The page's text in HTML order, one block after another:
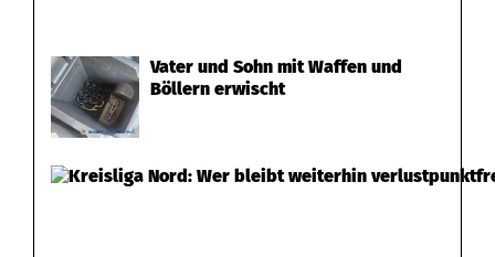
Vater und Sohn mit Waffen und
Böllern erwischt